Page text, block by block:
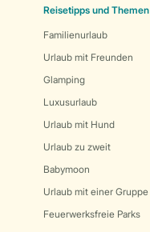
Reisetipps und Themen
Familienurlaub
Urlaub mit Freunden
Glamping
Luxusurlaub
Urlaub mit Hund
Urlaub zu zweit
Babymoon
Urlaub mit einer Gruppe
Feuerwerksfreie Parks